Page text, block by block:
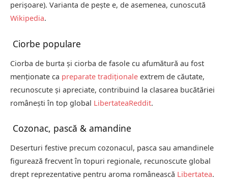
perişoare). Varianta de peşte e, de asemenea, cunoscută
Wikipedia.
Ciorbe populare
Ciorba de burta și ciorba de fasole cu afumătură au fost
menționate ca preparate tradiționale extrem de căutate,
recunoscute și apreciate, contribuind la clasarea bucătăriei
românești în top global LibertateaReddit.
Cozonac, pască & amandine
Deserturi festive precum cozonacul, pasca sau amandinele
figurează frecvent în topuri regionale, recunoscute global
drept reprezentative pentru aroma românească Libertatea.